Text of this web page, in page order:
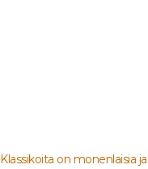
Klassikoita on monenlaisia